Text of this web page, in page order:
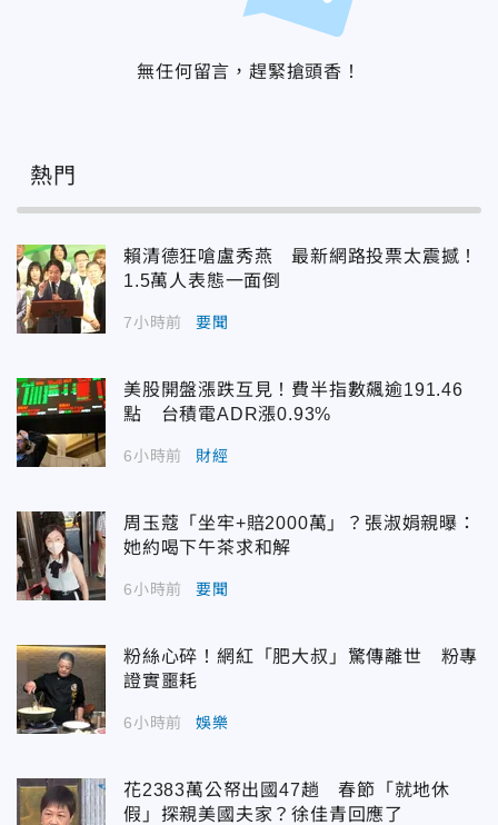
無任何留言，趕緊搶頭香！
熱門
賴清德狂嗆盧秀燕 最新網路投票太震撼！
1.5萬人表態一面倒
7小時前 要聞
美股開盤漲跌互見！費半指數飆逾191.46
點 台積電ADR漲0.93%
6小時前 財經
周玉蔻「坐牢+賠2000萬」？張淑娟親曝：
她約喝下午茶求和解
6小時前 要聞
粉絲心碎！網紅「肥大叔」驚傳離世 粉專
證實噩耗
6小時前 娛樂
花2383萬公帑出國47趟 春節「就地休
假」探親美國夫家？徐佳青回應了